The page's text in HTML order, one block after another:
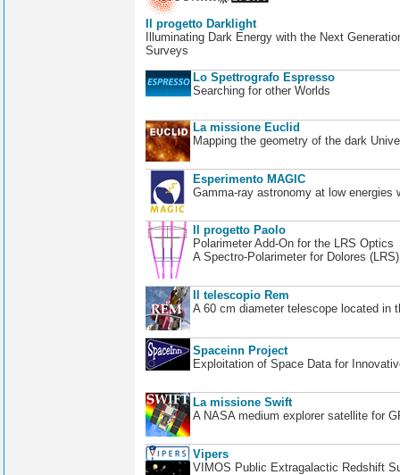
Il progetto Darklight
Illuminating Dark Energy with the Next
Surveys
Lo Spettrografo Espresso
Searching for other Worlds
La missione Euclid
Mapping the geometry of the dark
Esperimento MAGIC
Gamma-ray astronomy at low energies
Il progetto Paolo
Polarimeter Add-On for the LRS Optics
A Spectro-Polarimeter for Dolores
Il telescopio Rem
A 60 cm diameter telescope located in
Spaceinn Project
Exploitation of Space Data for
La missione Swift
A NASA medium explorer satellite for
Vipers
VIMOS Public Extragalactic Redshift